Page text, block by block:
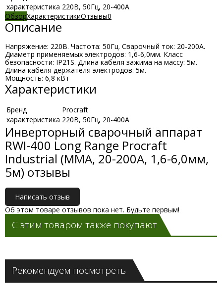
характеристика 220В, 50Гц, 20-400А
ОбзорХарактеристикиОтзывы0
Описание
Напряжение: 220В. Частота: 50Гц. Сварочный ток: 20-200А.
Диаметр применяемых электродов: 1,6-6,0мм. Класс
безопасности: IP21S. Длина кабеля зажима на массу: 5м.
Длина кабеля держателя электродов: 5м.
Мощность: 6,8 кВт
Характеристики
Бренд
Procraft
характеристика 220В, 50Гц, 20-400А
Инверторный сварочный аппарат
RWI-400 Long Range Procraft
Industrial (ММА, 20-200А, 1,6-6,0мм,
5м) отзывы
Написать отзыв
Об этом товаре отзывов пока нет. Будьте первым!
С этим товаром также покупают
Рекомендуем посмотреть